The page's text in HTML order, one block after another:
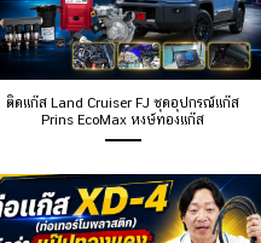
ติดแก๊ส Land Cruiser FJ ชุดอุปกรณ์แก๊ส
Prins EcoMax หงษ์ทองแก๊ส